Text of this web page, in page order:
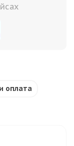
оплата